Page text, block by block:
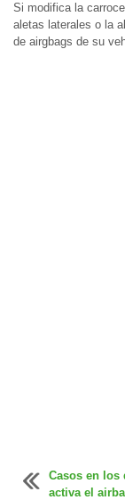
Si modifica la
aletas laterales o la
de airgbags de su
Casos en los
activa el